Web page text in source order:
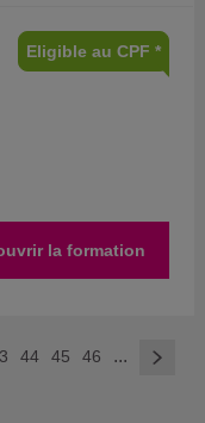
Eligible au CPF *
la formation
44 45 46 ... >